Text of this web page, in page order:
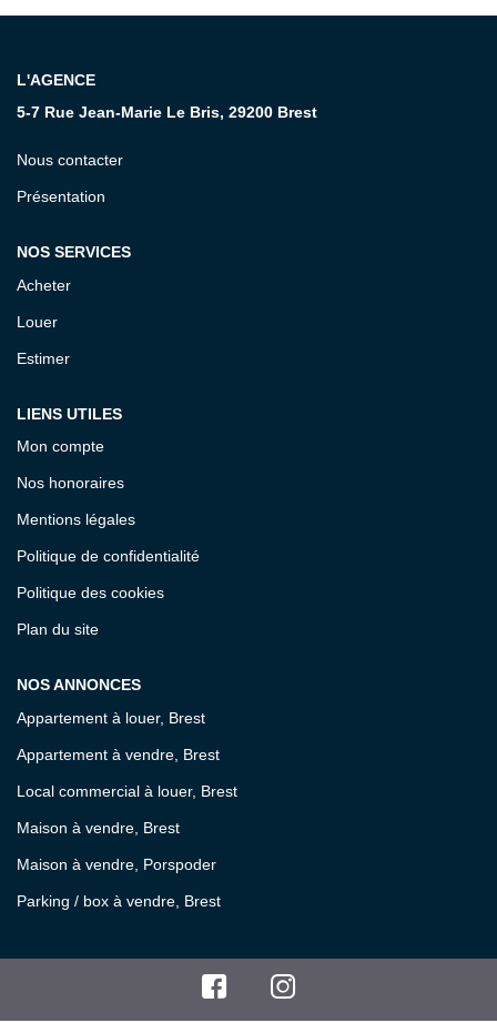
L'AGENCE
5-7 Rue Jean-Marie Le Bris, 29200 Brest
Nous contacter
Présentation
NOS SERVICES
Acheter
Louer
Estimer
LIENS UTILES
Mon compte
Nos honoraires
Mentions légales
Politique de confidentialité
Politique des cookies
Plan du site
NOS ANNONCES
Appartement à louer, Brest
Appartement à vendre, Brest
Local commercial à louer, Brest
Maison à vendre, Brest
Maison à vendre, Porspoder
Parking / box à vendre, Brest